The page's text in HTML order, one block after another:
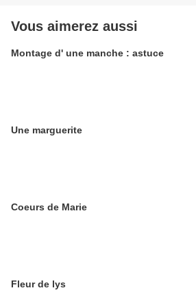
Vous aimerez aussi
Montage d' une manche : astuce
Une marguerite
Coeurs de Marie
Fleur de lys